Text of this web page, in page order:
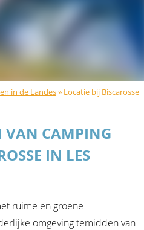
in de Landes» Locatie bij Biscarosse
VAN CAMPING
IN LES
ruime en groene
omgeving temidden van